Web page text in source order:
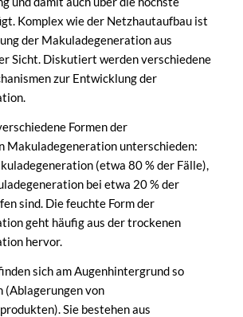
Komplex wie der Netzhautaufbau ist
der Makuladegeneration aus
Sicht. Diskutiert werden verschiedene
zur Entwicklung der
Formen der
Makuladegeneration unterschieden:
(etwa 80 % der Fälle),
bei etwa 20 % der
sind. Die feuchte Form der
geht häufig aus der trockenen
hervor.
sich am Augenhintergrund so
(Ablagerungen von
Sie bestehen aus